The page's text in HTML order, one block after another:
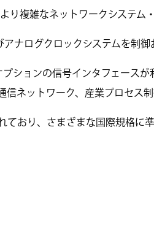
複雑なネットワークシステム
ナログクロックシステムを制
ションの信号インタフェースが
ネットワーク、産業プロセス
おり、さまざまな国際規格に